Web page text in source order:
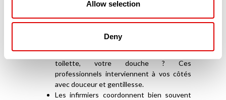
Allow selection
Deny
Spécialisées Alzheimer-) à votre domicile et
votre proche, malade.
Vous avez besoin d'appui pour votre
toilette, votre douche ? Ces
professionnels interviennent à vos côtés
avec douceur et gentillesse.
Les infirmiers coordonnent bien souvent